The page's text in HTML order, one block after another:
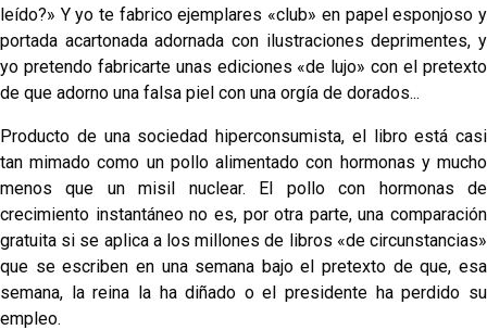
leído?» Y yo te fabrico ejemplares «club» en papel esponjoso y
portada acartonada adornada con ilustraciones deprimentes, y
yo pretendo fabricarte unas ediciones «de lujo» con el pre­texto
de que adorno una falsa piel con una orgía de do­rados...
Producto de una sociedad hiperconsumista, el libro está casi
tan mimado como un pollo alimentado con hor­monas y mucho
menos que un misil nuclear. El pollo con hormonas de
crecimiento instantáneo no es, por otra parte, una comparación
gratuita si se aplica a los mi­llones de libros «de circunstancias»
que se escriben en una semana bajo el pretexto de que, esa
semana, la reina la ha diñado o el presidente ha perdido su
empleo.